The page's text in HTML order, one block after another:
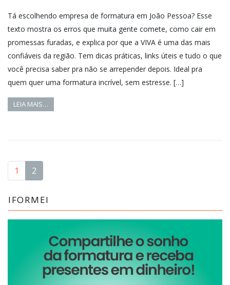
Tá escolhendo empresa de formatura em João Pessoa? Esse
texto mostra os erros que muita gente comete, como cair em
promessas furadas, e explica por que a VIVA é uma das mais
confiáveis da região. Tem dicas práticas, links úteis e tudo o que
você precisa saber pra não se arrepender depois. Ideal pra
quem quer uma formatura incrível, sem estresse. […]
LEIA MAIS…
1 2
IFORMEI